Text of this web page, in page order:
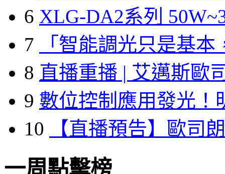
6 XLG-DA2系列
7
「智能調光只是基本
8 直播重播 | 艾邁斯歐
9 數位控制應用發光！
10
【直播預告】歐司
一周點擊榜